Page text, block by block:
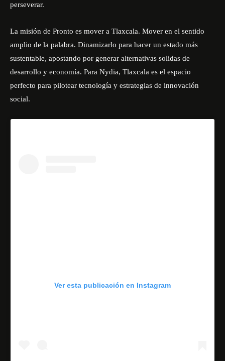
perseverar.
La misión de Pronto es mover a Tlaxcala. Mover en el sentido
amplio de la palabra. Dinamizarlo para hacer un estado más
sustentable, apostando por generar alternativas solidas de
desarrollo y economía. Para Nydia, Tlaxcala es el espacio
perfecto para pilotear tecnología y estrategias de innovación
social.
Ver esta publicación en Instagram